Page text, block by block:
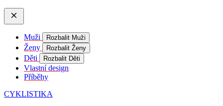
Muži Rozbalit Muži
Ženy Rozbalit Ženy
Děti Rozbalit Děti
Vlastní design
Příběhy
CYKLISTIKA